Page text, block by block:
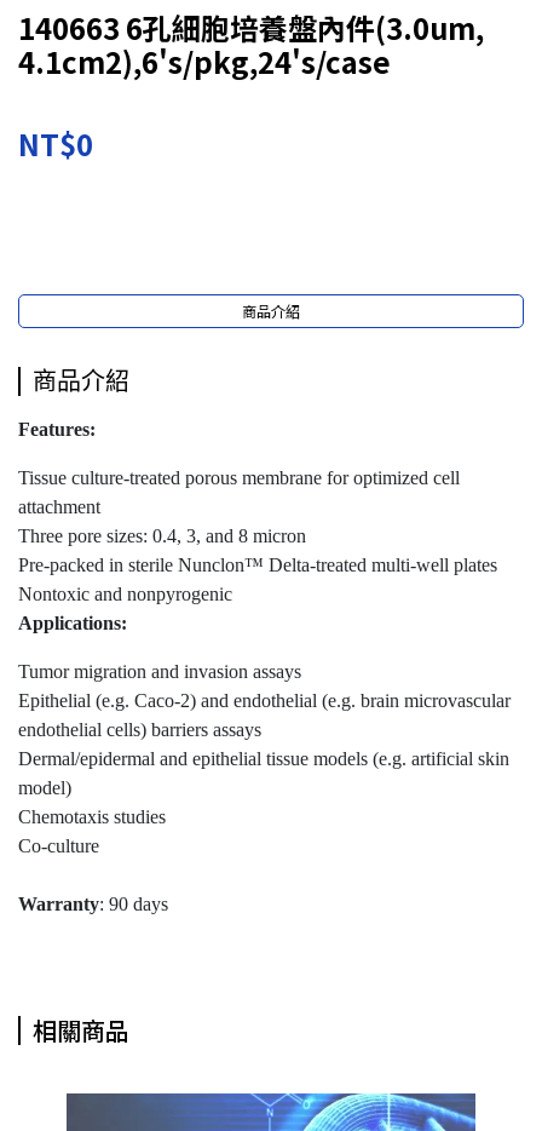
140663 6孔細胞培養盤內件(3.0um,
4.1cm2),6's/pkg,24's/case
NT$0
商品介紹
商品介紹
Features:
Tissue culture-treated porous membrane for optimized cell
attachment
Three pore sizes: 0.4, 3, and 8 micron
Pre-packed in sterile Nunclon™ Delta-treated multi-well plates
Nontoxic and nonpyrogenic
Applications:
Tumor migration and invasion assays
Epithelial (e.g. Caco-2) and endothelial (e.g. brain microvascular
endothelial cells) barriers assays
Dermal/epidermal and epithelial tissue models (e.g. artificial skin
model)
Chemotaxis studies
Co-culture
Warranty: 90 days
相關商品